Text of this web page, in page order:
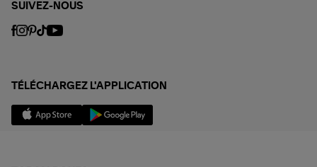
SUIVEZ-NOUS
TÉLÉCHARGEZ L'APPLICATION